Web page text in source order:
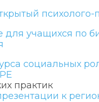
психолого-
для учащихся по
социальных
практик
к